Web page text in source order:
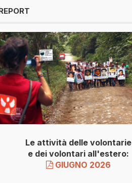
Le attività delle volontarie
e dei volontari all'estero:
GIUGNO 2026